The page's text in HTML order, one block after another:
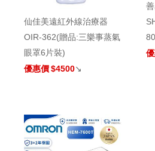
仙佳美遠紅外線治療器
OIR-362(贈品:三樂事蒸氣
眼罩6片裝)
優惠價 $4500↘